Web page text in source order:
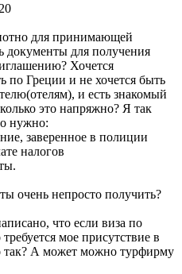
для принимающей
документы для получения
Хочется
по Греции и не хочется быть
и есть знакомый
это напряжно? Я так
нужно:
заверенное в полиции
налогов
очень непросто получить?
что если виза по
мое присутствие в
так? А может можно турфирму